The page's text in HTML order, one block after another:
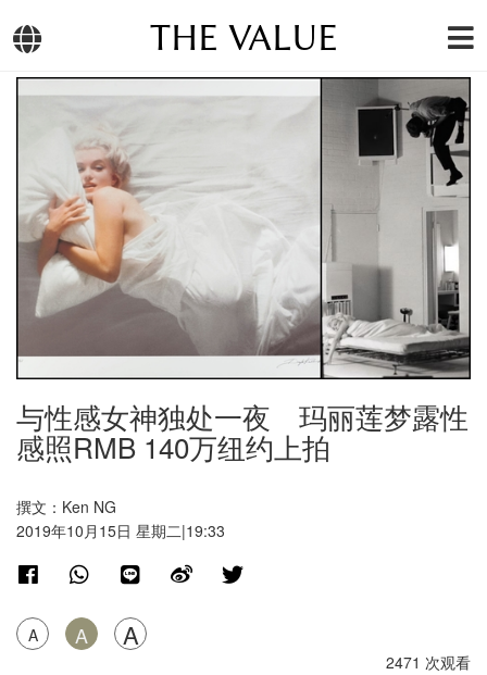
THE VALUE
与性感女神独处一夜 玛丽莲梦露性
感照RMB 140万纽约上拍
撰文：Ken NG
2019年10月15日 星期二|19:33
A A A
2471 次观看